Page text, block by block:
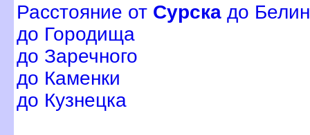
Расстояние от Сурска до
до Городища
до Заречного
до Каменки
до Кузнецка